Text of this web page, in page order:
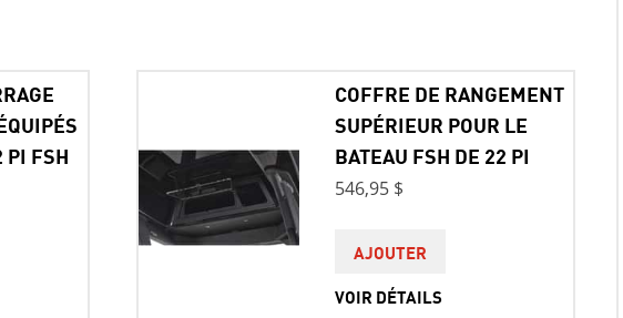
PI FSH
COFFRE DE RANGEMENT
SUPÉRIEUR POUR LE
BATEAU FSH DE 22 PI
546,95 $
AJOUTER
VOIR DÉTAILS